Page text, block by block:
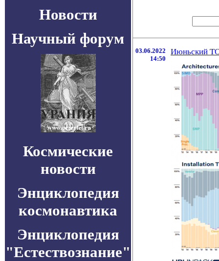
Новости
Научный форум
Космические
новости
Энциклопедия
космонавтика
Энциклопедия
"Естествознание"
03.06.2022
14:50
Июньский